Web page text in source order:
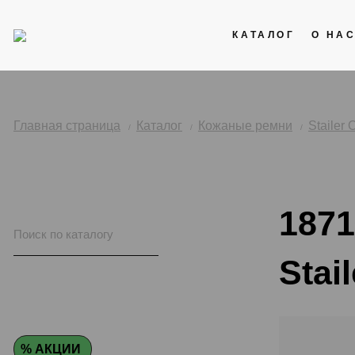
КАТАЛОГ О НАС
Главная страница Каталог Кожаные ремни Stailer
% АКЦИИ